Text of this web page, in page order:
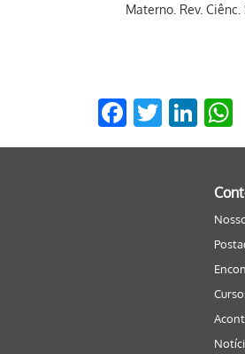
Materno. Rev.
Facebook
Twitter